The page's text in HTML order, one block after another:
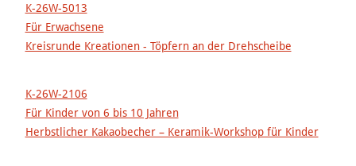
K-26W-5013
Für Erwachsene
Kreisrunde Kreationen - Töpfern an der Drehscheibe
K-26W-2106
Für Kinder von 6 bis 10 Jahren
Herbstlicher Kakaobecher – Keramik-Workshop für Kinder